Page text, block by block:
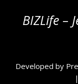
BIZLife –
Developed by